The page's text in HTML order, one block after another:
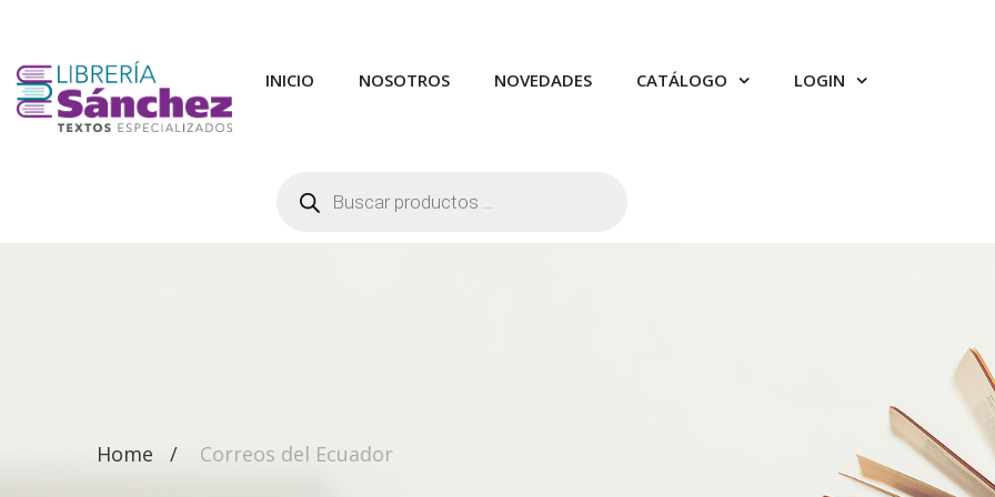
INICIO NOSOTROS NOVEDADES CATÁLOGO LOGIN
productos
Home Correos del Ecuador